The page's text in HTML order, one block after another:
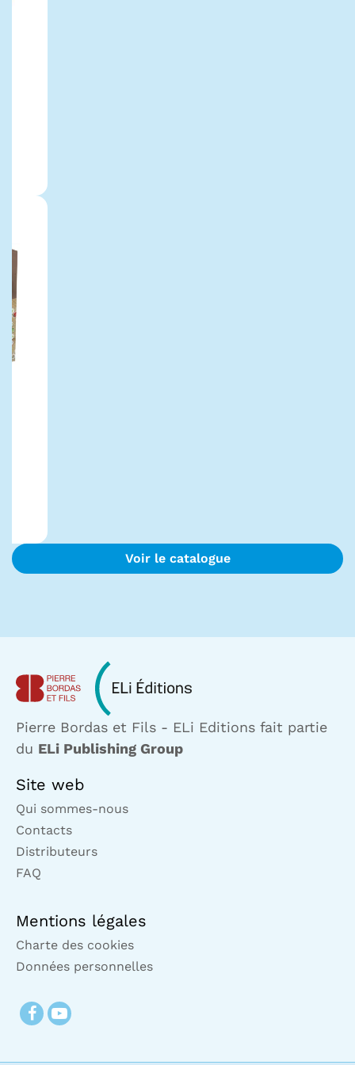
Voir le catalogue
Pierre Bordas et Fils - ELi Editions fait partie
du ELi Publishing Group
Site web
Qui sommes-nous
Contacts
Distributeurs
FAQ
Mentions légales
Charte des cookies
Données personnelles